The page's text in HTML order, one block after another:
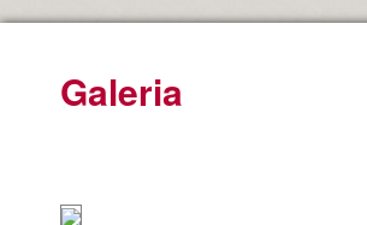
Galeria